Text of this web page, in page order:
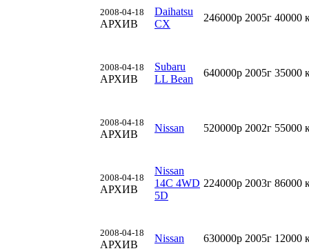
2008-04-18
АРХИВ
Daihatsu
CX
246000р 2005г 40000
2008-04-18
АРХИВ
Subaru
LL Bean
640000р 2005г 35000
2008-04-18
АРХИВ
Nissan 520000р 2002г 55000
2008-04-18
АРХИВ
Nissan
14C 4WD
5D
224000р 2003г 86000
2008-04-18
АРХИВ
Nissan 630000р 2005г 12000